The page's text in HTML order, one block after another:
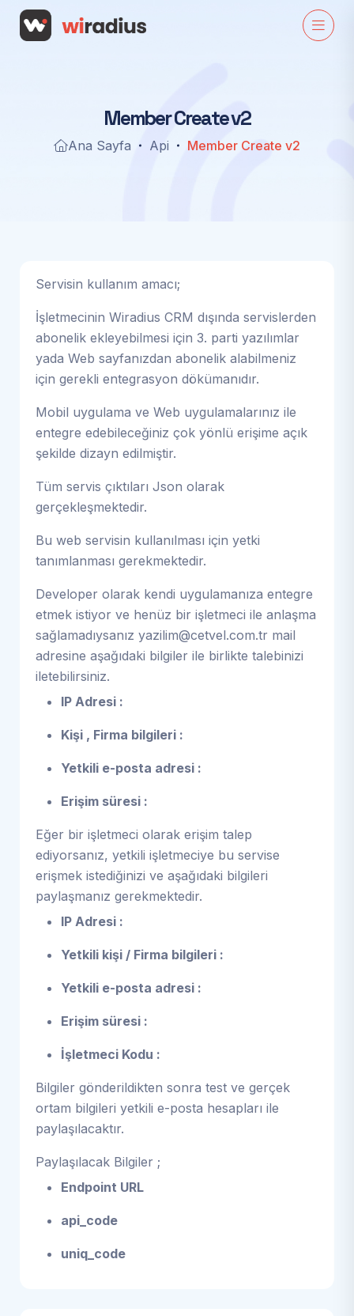
MemberCreatev2
Ana Sayfa Api Member Create v2
Servisin kullanım amacı;
İşletmecinin Wiradius CRM dışında servislerden
abonelik ekleyebilmesi için 3. parti yazılımlar
yada Web sayfanızdan abonelik alabilmeniz
için gerekli entegrasyon dökümanıdır.
Mobil uygulama ve Web uygulamalarınız ile
entegre edebileceğiniz çok yönlü erişime açık
şekilde dizayn edilmiştir.
Tüm servis çıktıları Json olarak
gerçekleşmektedir.
Bu web servisin kullanılması için yetki
tanımlanması gerekmektedir.
Developer olarak kendi uygulamanıza entegre
etmek istiyor ve henüz bir işletmeci ile anlaşma
sağlamadıysanız yazilim@cetvel.com.tr mail
adresine aşağıdaki bilgiler ile birlikte talebinizi
iletebilirsiniz.
IP Adresi :
Kişi , Firma bilgileri :
Yetkili e-posta adresi :
Erişim süresi :
Eğer bir işletmeci olarak erişim talep
ediyorsanız, yetkili işletmeciye bu servise
erişmek istediğinizi ve aşağıdaki bilgileri
paylaşmanız gerekmektedir.
IP Adresi :
Yetkili kişi / Firma bilgileri :
Yetkili e-posta adresi :
Erişim süresi :
İşletmeci Kodu :
Bilgiler gönderildikten sonra test ve gerçek
ortam bilgileri yetkili e-posta hesapları ile
paylaşılacaktır.
Paylaşılacak Bilgiler ;
Endpoint URL
api_code
uniq_code